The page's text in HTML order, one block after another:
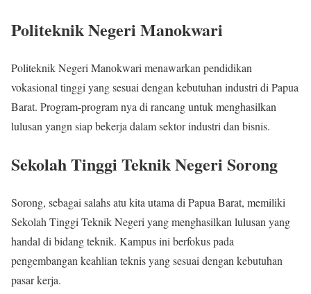
Politeknik Negeri Manokwari
Politeknik Negeri Manokwari menawarkan pendidikan
vokasional tinggi yang sesuai dengan kebutuhan industri di Papua
Barat. Program-program nya di rancang untuk menghasilkan
lulusan yangn siap bekerja dalam sektor industri dan bisnis.
Sekolah Tinggi Teknik Negeri Sorong
Sorong, sebagai salahs atu kita utama di Papua Barat, memiliki
Sekolah Tinggi Teknik Negeri yang menghasilkan lulusan yang
handal di bidang teknik. Kampus ini berfokus pada
pengembangan keahlian teknis yang sesuai dengan kebutuhan
pasar kerja.